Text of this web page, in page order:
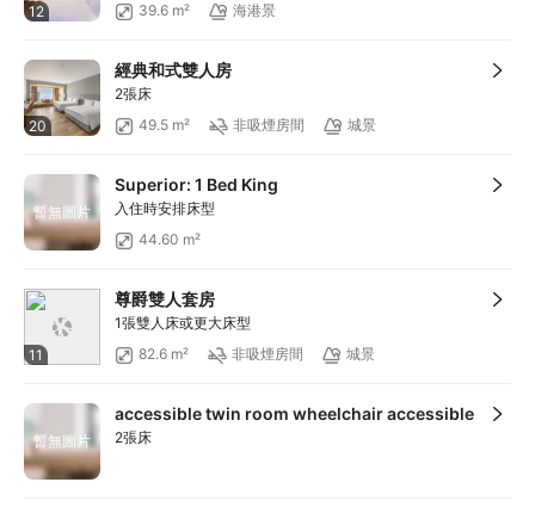
12
39.6 m²
海港景
20
經典和式雙人房
2張床
49.5 m²
非吸煙房間 城景
暫無圖片
Superior: 1 Bed King
入住時安排床型
44.60 m²
11
尊爵雙人套房
1張雙人床或更大床型
82.6 m²
非吸煙房間 城景
暫無圖片
accessible twin room wheelchair accessible
2張床